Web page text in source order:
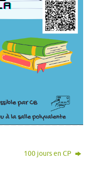
100 jours en CP